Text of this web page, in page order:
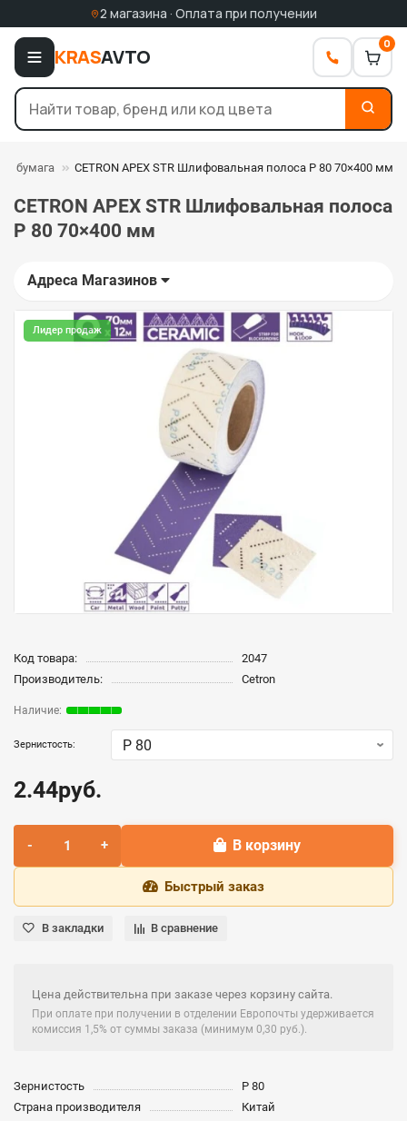
2 магазина · Оплата при получении
KRASAVTO
0
бумага CETRON APEX STR Шлифовальная полоса P 80 70×400 мм
CETRON APEX STR Шлифовальная полоса
P 80 70×400 мм
Адреса Магазинов
Лидер продаж
Код товара:
2047
Производитель:
Cetron
Зернистость:
2.44руб.
В корзину
Быстрый заказ
В закладки В сравнение
Цена действительна при заказе через корзину сайта.
При оплате при получении в отделении Европочты удерживается
комиссия 1,5% от суммы заказа (минимум 0,30 руб.).
Зернистость
P 80
Страна производителя
Китай